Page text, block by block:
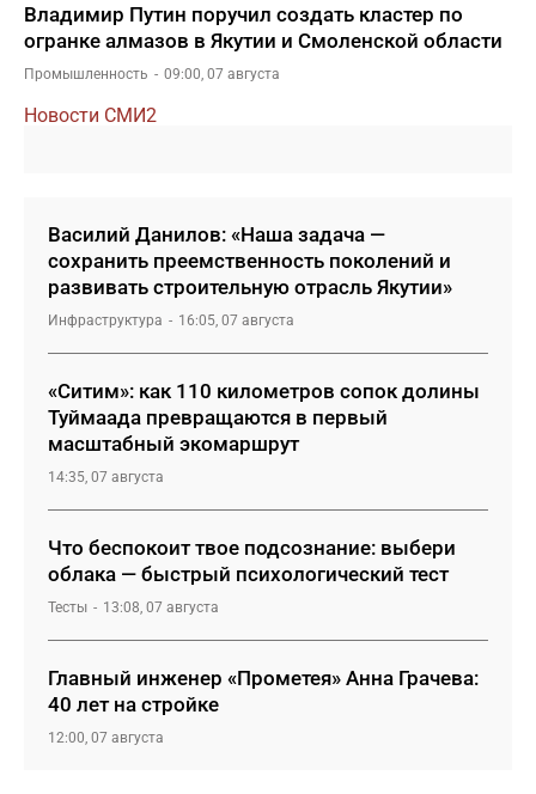
Владимир Путин поручил создать кластер по
огранке алмазов в Якутии и Смоленской области
Промышленность 09:00, 07 августа
Новости СМИ2
Василий Данилов: «Наша задача —
сохранить преемственность поколений и
развивать строительную отрасль Якутии»
Инфраструктура 16:05, 07 августа
«Ситим»: как 110 километров сопок долины
Туймаада превращаются в первый
масштабный экомаршрут
14:35, 07 августа
Что беспокоит твое подсознание: выбери
облака — быстрый психологический тест
Тесты 13:08, 07 августа
Главный инженер «Прометея» Анна Грачева:
40 лет на стройке
12:00, 07 августа